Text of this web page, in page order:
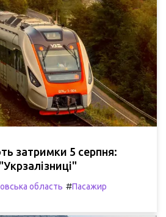
затримки 5 серпня:
область #Пасажир